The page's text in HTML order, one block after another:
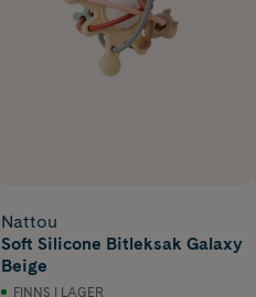
Nattou
Soft Silicone Bitleksak Galaxy
Beige
FINNS I LAGER